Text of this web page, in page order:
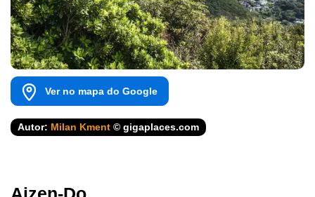
Ver no mapa do Google
Autor: Milan Kment © gigaplaces.com